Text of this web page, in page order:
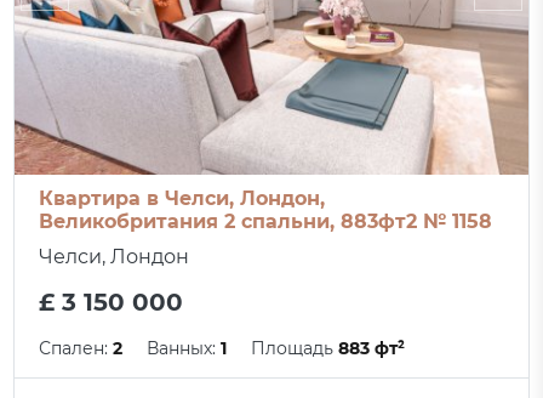
Квартира в Челси, Лондон,
Великобритания 2 спальни, 883фт2 № 1158
Челси, Лондон
£ 3 150 000
Спален:2 Ванных:1 Площадь883 фт²